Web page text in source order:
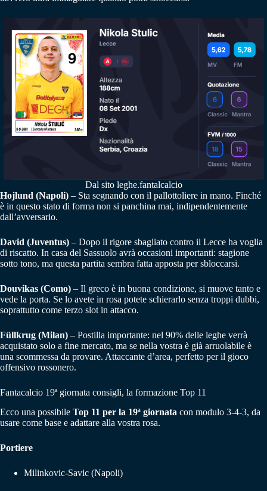
Dal sito leghe.fantalcalcio
Hojlund (Napoli) – Sta segnando con il pallottoliere in mano. Finché
è in questo stato di forma non si panchina mai, indipendentemente
dall’avversario.
David (Juventus) – Dopo il rigore sbagliato contro il Lecce ha voglia
di riscatto. In casa del Sassuolo avrà occasioni importanti: stagione
sotto tono, ma questa partita sembra fatta apposta per sbloccarsi.
Douvikas (Como) – Il greco è in buona condizione, si muove tanto e
vede la porta. Se lo avete in rosa potete schierarlo senza troppi dubbi,
soprattutto come terzo slot in attacco.
Füllkrug (Milan) – Postilla importante: nel 90% delle leghe verrà
acquistato solo a fine mercato, ma se nella vostra è già arruolabile è
una scommessa da provare. Attaccante d’area, perfetto per il gioco
offensivo rossonero.
Fantacalcio 19ª giornata consigli, la formazione Top 11
Ecco una possibile Top 11 per la 19ª giornata con modulo 3-4-3, da
usare come base e adattare alla vostra rosa.
Portiere
Milinkovic-Savic (Napoli)